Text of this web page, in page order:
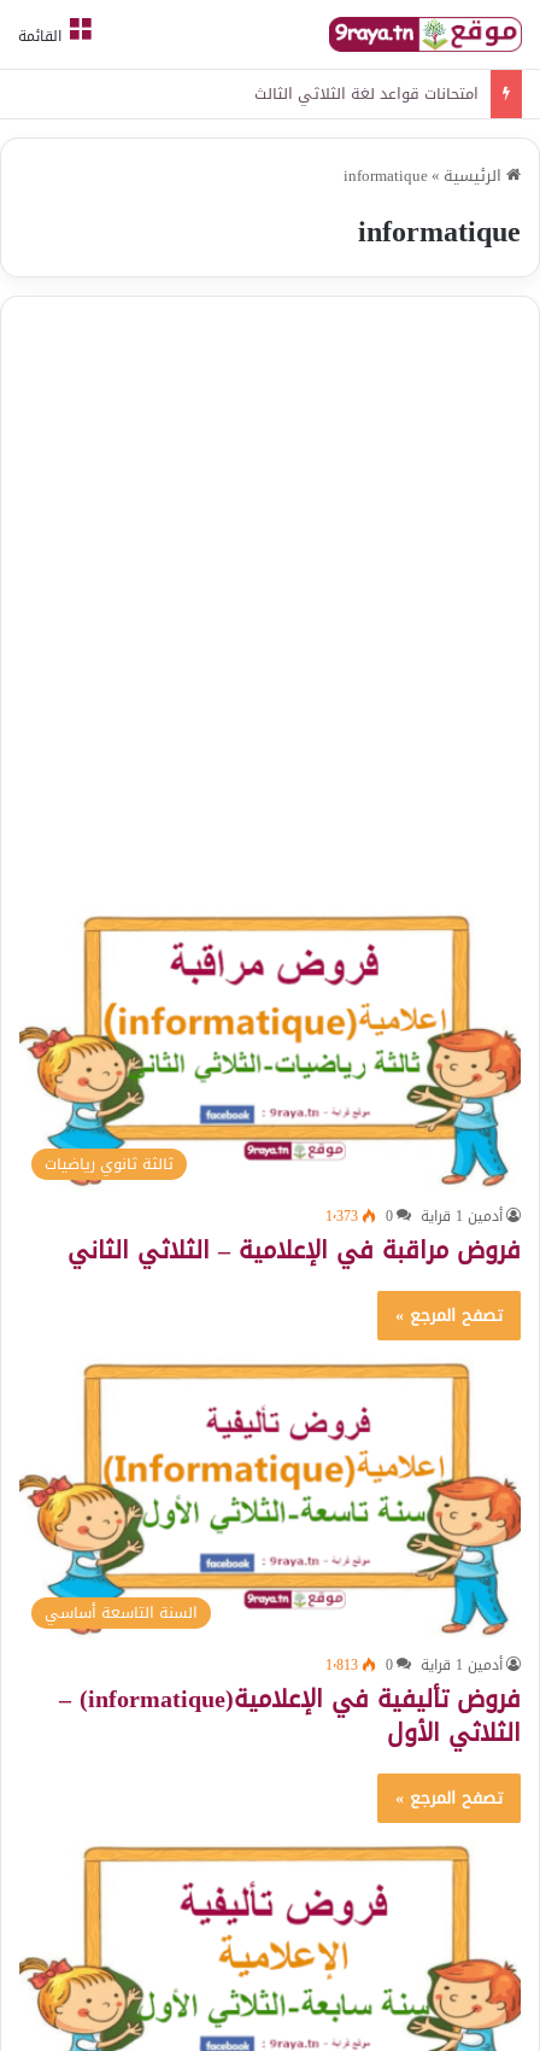
القائمة
امتحانات قواعد لغة الثلاثي الثالث
الرئيسية »
informatique
informatique
ثالثة ثانوي رياضيات
أدمين 1 قراية 0 1٬373
فروض مراقبة في الإعلامية – الثلاثي الثاني
تصفح المرجع »
السنة التاسعة أساسي
أدمين 1 قراية 0 1٬813
فروض تأليفية في الإعلامية(informatique) –
الثلاثي الأول
تصفح المرجع »